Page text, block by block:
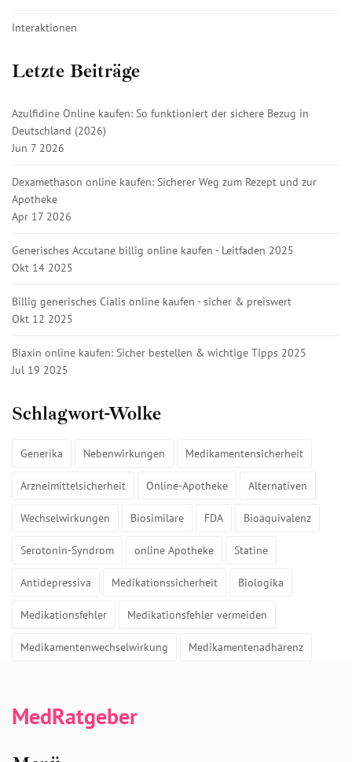
Interaktionen
Letzte Beiträge
Azulfidine Online kaufen: So funktioniert der sichere Bezug in
Deutschland (2026)
Jun 7 2026
Dexamethason online kaufen: Sicherer Weg zum Rezept und zur
Apotheke
Apr 17 2026
Generisches Accutane billig online kaufen - Leitfaden 2025
Okt 14 2025
Billig generisches Cialis online kaufen - sicher & preiswert
Okt 12 2025
Biaxin online kaufen: Sicher bestellen & wichtige Tipps 2025
Jul 19 2025
Schlagwort-Wolke
Generika Nebenwirkungen Medikamentensicherheit
Arzneimittelsicherheit Online-Apotheke Alternativen
Wechselwirkungen Biosimilare FDA Bioäquivalenz
Serotonin-Syndrom online Apotheke Statine
Antidepressiva Medikationssicherheit Biologika
Medikationsfehler Medikationsfehler vermeiden
Medikamentenwechselwirkung Medikamentenadhärenz
MedRatgeber